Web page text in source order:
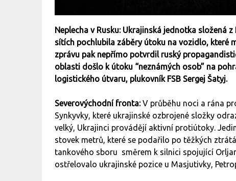
Neplecha v Rusku: Ukrajinská jednotka složená
sítích pochlubila záběry útoku na vozidlo, které
zprávu pak nepřímo potvrdil ruský
oblasti došlo k útoku “neznámých osob” na
logistického útvaru, plukovník FSB Sergej Šatyj.
Severovýchodní fronta:V průběhu noci a rána
Synkyvky, které ukrajinské ozbrojené složky
velký, Ukrajinci provádějí aktivní protiútoky.
stovek metrů, které se podařilo po těžkých
tankového sboru směrem k silnici spojující
ostřelovalo ukrajinské pozice u Masjutivky,